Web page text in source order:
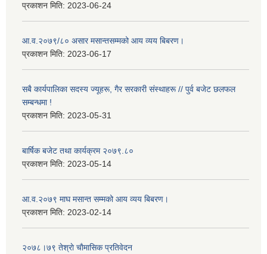
प्रकाशन मिति: 2023-06-24
आ.व.२०७९/८० असार मसान्तसम्मको आय व्यय बिबरण।
प्रकाशन मिति: 2023-06-17
सबै कार्यपालिका सदस्य ज्यूहरू, गैर सरकारी संस्थाहरू // पुर्व बजेट छलफल
सम्बन्धमा !
प्रकाशन मिति: 2023-05-31
बार्षिक बजेट तथा कार्यक्रम २०७९.८०
प्रकाशन मिति: 2023-05-14
आ.व.२०७९ माघ मसान्त सम्मको आय व्यय बिबरण।
प्रकाशन मिति: 2023-02-14
२०७८।७९ तेश्राे चाैमासिक प्रतिवेदन